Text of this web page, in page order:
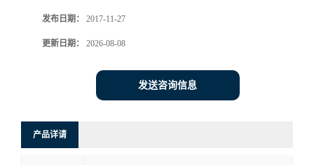
发布日期： 2017-11-27
更新日期： 2026-08-08
发送咨询信息
产品详请